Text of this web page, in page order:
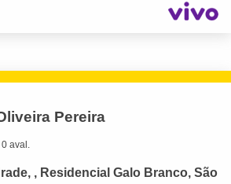
Pereira
0 aval.
, Residencial Galo Branco, São